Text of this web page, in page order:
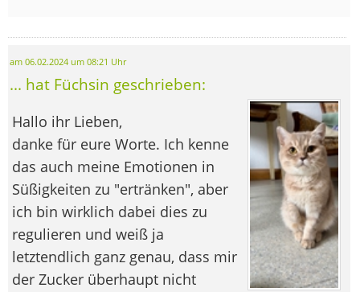
am 06.02.2024 um 08:21 Uhr
... hat Füchsin geschrieben:
Hallo ihr Lieben,
danke für eure Worte. Ich kenne
das auch meine Emotionen in
Süßigkeiten zu "ertränken", aber
ich bin wirklich dabei dies zu
regulieren und weiß ja
letztendlich ganz genau, dass mir
der Zucker überhaupt nicht